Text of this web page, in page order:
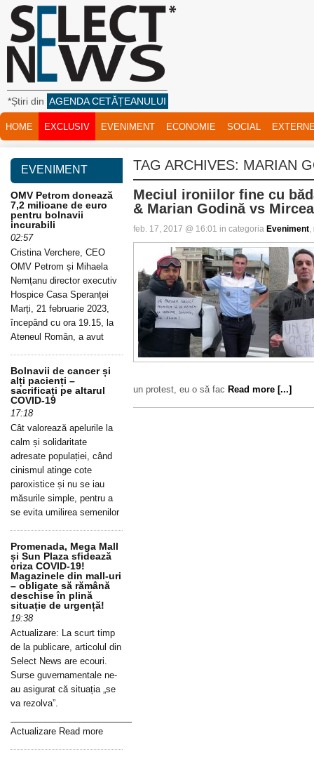
*Știri din AGENDA CETĂȚEANULUI
HOME EXCLUSIV EVENIMENT ECONOMIE SOCIAL
TAG ARCHIVES: MARIAN
Meciul ironiilor fine cu
& Marian Godină vs
feb. 17, 2017 @ 16:01 in categoria Eveniment,
un protest, eu o să fac Read more [...]
EVENIMENT
OMV Petrom donează
7,2 milioane de euro
pentru bolnavii
incurabili
02:57
Cristina Verchere, CEO
OMV Petrom și Mihaela
Nemțanu director executiv
Hospice Casa Speranței
Marți, 21 februarie 2023,
începând cu ora 19.15, la
Ateneul Român, a avut
Bolnavii de cancer și
alți pacienți –
sacrificați pe altarul
COVID-19
17:18
Cât valorează apelurile la
calm și solidaritate
adresate populației, când
cinismul atinge cote
paroxistice și nu se iau
măsurile simple, pentru a
se evita umilirea semenilor
Promenada, Mega Mall
și Sun Plaza sfidează
criza COVID-19!
Magazinele din mall-uri
– obligate să rămână
deschise în plină
situație de urgență!
19:38
Actualizare: La scurt timp
de la publicare, articolul din
Select News are ecouri.
Surse guvernamentale ne-
au asigurat că situația „se
va rezolva”.
Actualizare Read more